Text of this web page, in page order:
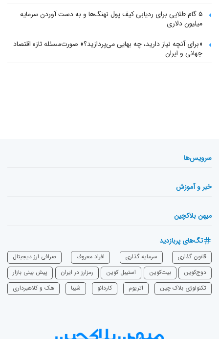
۵ گام طلایی برای ردیابی کیف پول‌ نهنگ‌ها و به دست آوردن سرمایه
میلیون دلاری
«برای آنچه نیاز دارید، چه بهایی می‌پردازید؟» صورت‌مسئله تازه اقتصاد
جهانی و ایران
سرویس‌ها
خبر و آموزش
میهن بلاکچین
تگ‌های پربازدید
قانون گذاری سرمایه‌ گذاری افراد معروف
صرافی ارز دیجیتال
دوج‌کوین
بیت‌کوین استیبل کوین رمزارز در ایران
پیش بینی بازار
تکنولوژی بلاک چین
اتریوم ‌کاردانو شیبا هک و کلاهبرداری